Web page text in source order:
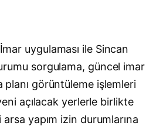
uygulaması ile Sincan
sorgulama, güncel imar
planı görüntüleme işlemleri
açılacak yerlerle birlikte
yapım izin durumlarına